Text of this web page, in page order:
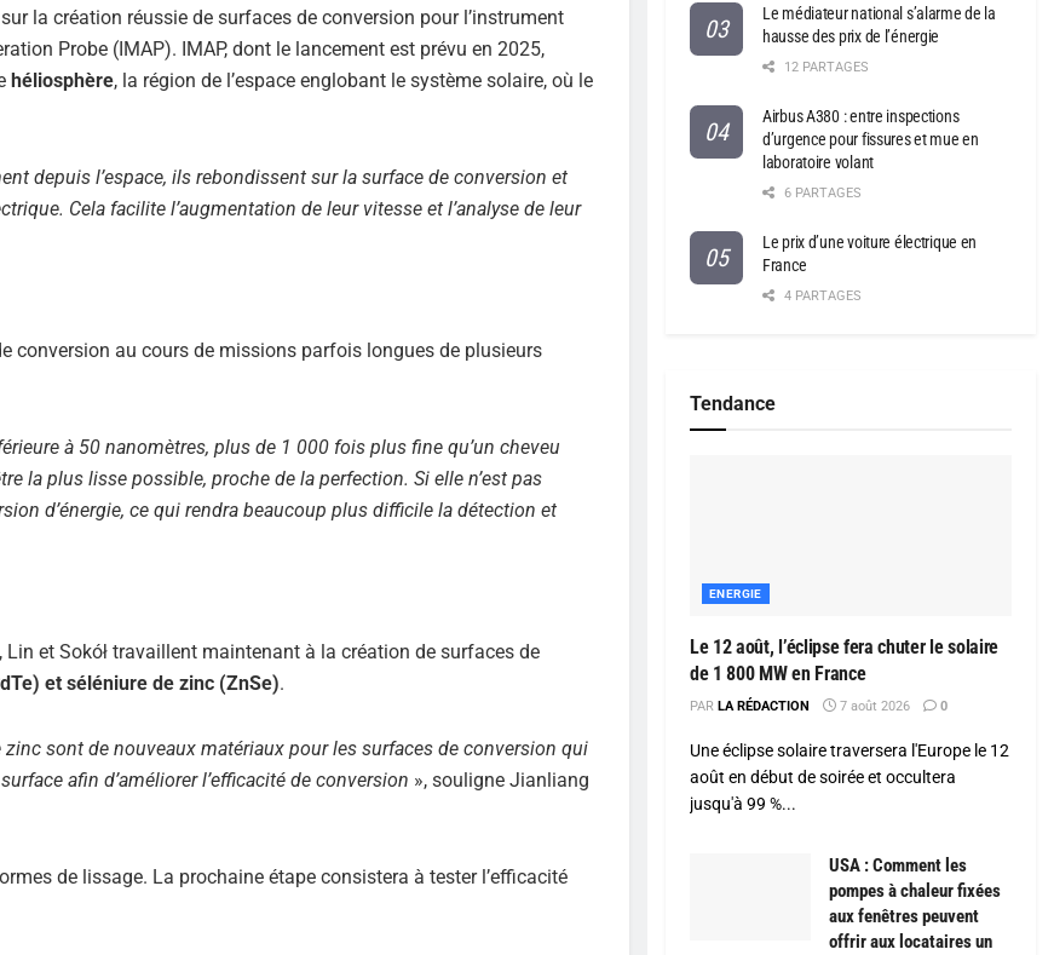
la création réussie de surfaces de conversion pour l’instrument
Probe (IMAP). IMAP, dont le lancement est prévu en 2025,
héliosphère, la région de l’espace englobant le système solaire, où le
depuis l’espace, ils rebondissent sur la surface de conversion et
Cela facilite l’augmentation de leur vitesse et l’analyse de leur
conversion au cours de missions parfois longues de plusieurs
à 50 nanomètres, plus de 1 000 fois plus fine qu’un cheveu
la plus lisse possible, proche de la perfection. Si elle n’est pas
d’énergie, ce qui rendra beaucoup plus difficile la détection et
Lin et Sokół travaillent maintenant à la création de surfaces de
et séléniure de zinc (ZnSe).
sont de nouveaux matériaux pour les surfaces de conversion qui
afin d’améliorer l’efficacité de conversion », souligne Jianliang
de lissage. La prochaine étape consistera à tester l’efficacité
Le médiateur national s’alarme de la
hausse des prix de l’énergie
12 PARTAGES
Airbus A380 : entre inspections
d’urgence pour fissures et mue en
laboratoire volant
6 PARTAGES
Le prix d’une voiture électrique en
France
4 PARTAGES
Tendance
ENERGIE
Le 12 août, l’éclipse fera chuter le solaire
de 1 800 MW en France
PAR LA RÉDACTION 7 août 2026 0
Une éclipse solaire traversera l'Europe le 12
août en début de soirée et occultera
jusqu'à 99 %...
USA : Comment les
pompes à chaleur fixées
aux fenêtres peuvent
offrir aux locataires un